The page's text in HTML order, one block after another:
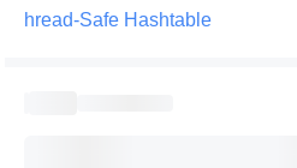
hread-Safe Hashtable